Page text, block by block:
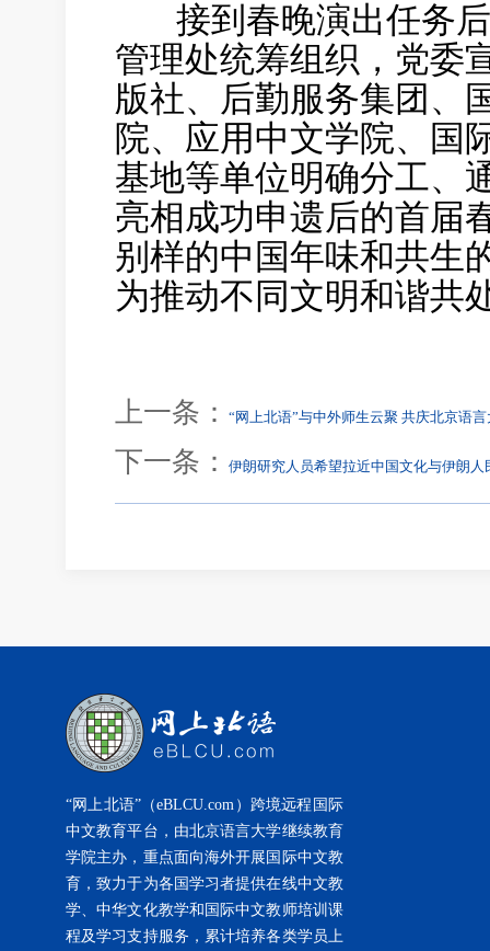
接到春晚演出任务后
管理处统筹组织，党委
版社、后勤服务集团、
院、应用中文学院、国
基地等单位明确分工、
亮相成功申遗后的首届
别样的中国年味和共生
为推动不同文明和谐共
上一条： “网上北语”与中外师生云聚 共庆北京语
下一条： 伊朗研究人员希望拉近中国文化与伊朗人
“网上北语”（eBLCU.com）跨境远程国际
中文教育平台，由北京语言大学继续教育
学院主办，重点面向海外开展国际中文教
育，致力于为各国学习者提供在线中文教
学、中华文化教学和国际中文教师培训课
程及学习支持服务，累计培养各类学员上